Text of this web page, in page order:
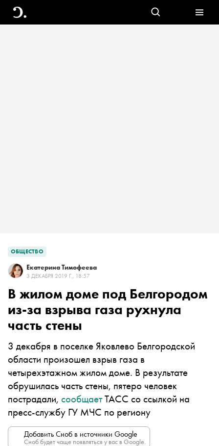
ОБЩЕСТВО
Екатерина Тимофеева
3 ДЕКАБРЯ 2019 Г., 18:57
В жилом доме под Белгородом
из-за взрыва газа рухнула
часть стены
3 декабря в поселке Яковлево Белгородской
области произошел взрыв газа в
четырехэтажном жилом доме. В результате
обрушилась часть стены, пятеро человек
пострадали, сообщаетТАСС со ссылкой на
пресс-службу ГУ МЧС по региону
Добавить Сноб в источники Google
Сноб будет чаще появляться у вас в Google.